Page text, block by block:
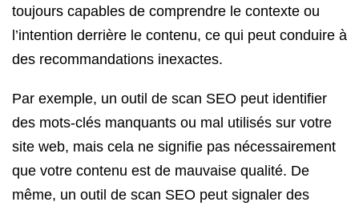
toujours capables de comprendre le contexte ou
l’intention derrière le contenu, ce qui peut conduire à
des recommandations inexactes.
Par exemple, un outil de scan SEO peut identifier
des mots-clés manquants ou mal utilisés sur votre
site web, mais cela ne signifie pas nécessairement
que votre contenu est de mauvaise qualité. De
même, un outil de scan SEO peut signaler des